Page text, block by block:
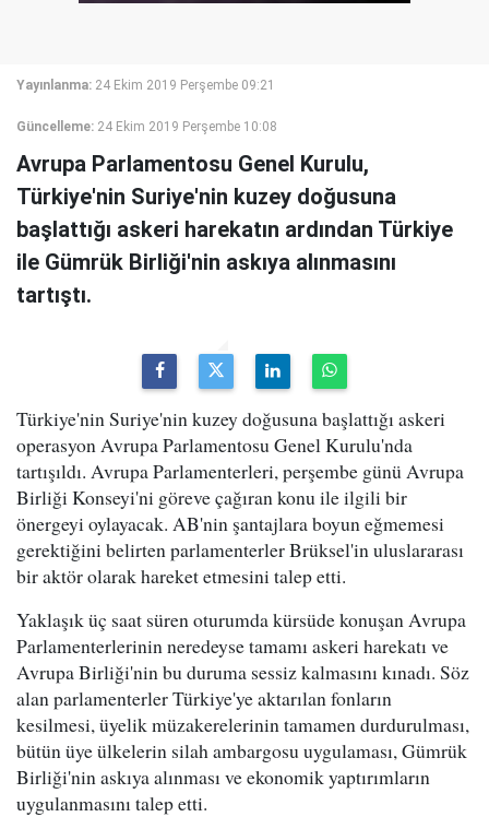
Yayınlanma: 24 Ekim 2019 Perşembe 09:21
Güncelleme: 24 Ekim 2019 Perşembe 10:08
Avrupa Parlamentosu Genel Kurulu,
Türkiye'nin Suriye'nin kuzey doğusuna
başlattığı askeri harekatın ardından Türkiye
ile Gümrük Birliği'nin askıya alınmasını
tartıştı.
Türkiye'nin Suriye'nin kuzey doğusuna başlattığı askeri
operasyon Avrupa Parlamentosu Genel Kurulu'nda
tartışıldı. Avrupa Parlamenterleri, perşembe günü Avrupa
Birliği Konseyi'ni göreve çağıran konu ile ilgili bir
önergeyi oylayacak. AB'nin şantajlara boyun eğmemesi
gerektiğini belirten parlamenterler Brüksel'in uluslararası
bir aktör olarak hareket etmesini talep etti.
Yaklaşık üç saat süren oturumda kürsüde konuşan Avrupa
Parlamenterlerinin neredeyse tamamı askeri harekatı ve
Avrupa Birliği'nin bu duruma sessiz kalmasını kınadı. Söz
alan parlamenterler Türkiye'ye aktarılan fonların
kesilmesi, üyelik müzakerelerinin tamamen durdurulması,
bütün üye ülkelerin silah ambargosu uygulaması, Gümrük
Birliği'nin askıya alınması ve ekonomik yaptırımların
uygulanmasını talep etti.